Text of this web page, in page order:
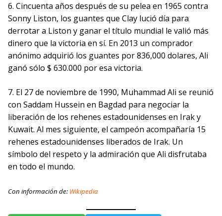
6. Cincuenta años después de su pelea en 1965 contra
Sonny Liston, los guantes que Clay lució día para
derrotar a Liston y ganar el título mundial le valió más
dinero que la victoria en sí. En 2013 un comprador
anónimo adquirió los guantes por 836,000 dolares, Ali
ganó sólo $ 630.000 por esa victoria.
7. El 27 de noviembre de 1990, Muhammad Ali se reunió
con Saddam Hussein en Bagdad para negociar la
liberación de los rehenes estadounidenses en Irak y
Kuwait. Al mes siguiente, el campeón acompañaría 15
rehenes estadounidenses liberados de Irak. Un
símbolo del respeto y la admiración que Ali disfrutaba
en todo el mundo.
Con información de: Wikipedia